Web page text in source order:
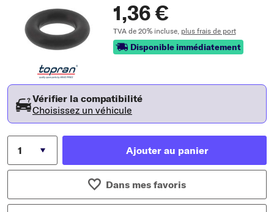
1,36 €
TVA de 20% incluse, plus frais de port
Disponible immédiatement
Vérifier la compatibilité
Choisissez un véhicule
Ajouter au panier
Dans mes favoris